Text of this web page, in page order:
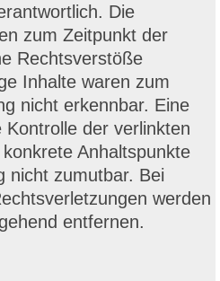
Die
zum Zeitpunkt der
Rechtsverstöße
Inhalte waren zum
nicht erkennbar. Eine
der verlinkten
Anhaltspunkte
nicht zumutbar. Bei
werden
entfernen.